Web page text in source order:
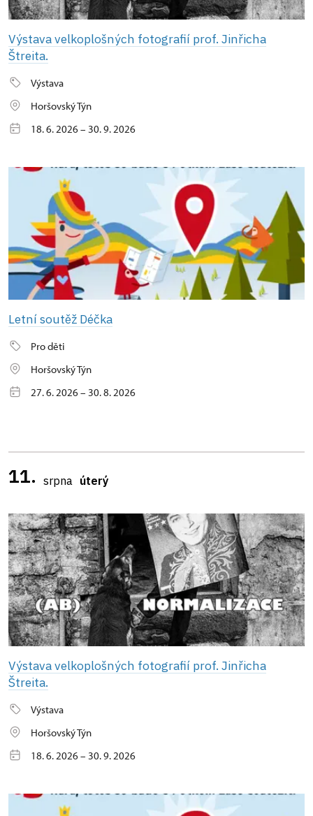
Výstava velkoplošných fotografií prof. Jinřicha
Štreita.
Výstava
Horšovský Týn
18. 6. 2026 – 30. 9. 2026
Letní soutěž Déčka
Pro děti
Horšovský Týn
27. 6. 2026 – 30. 8. 2026
11. srpna úterý
Výstava velkoplošných fotografií prof. Jinřicha
Štreita.
Výstava
Horšovský Týn
18. 6. 2026 – 30. 9. 2026